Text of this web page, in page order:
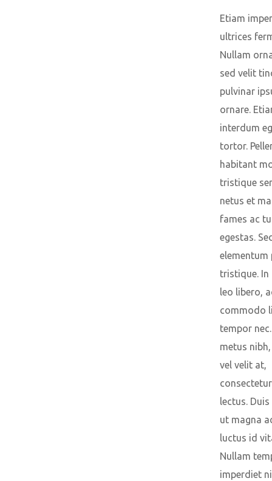
Etiam
ultrices
Nullam
sed velit
pulvinar
ornare.
interdum
tortor.
habitant
tristique
netus et
fames ac
egestas.
elementum
tristique.
leo libero,
commodo
tempor
metus
vel velit at,
lectus.
ut magna
luctus id
Nullam
imperdiet